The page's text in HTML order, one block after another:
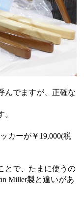
んでますが、正確な
カーが￥19,000(税
とで、たまに使うの
Miller製と違いがあ